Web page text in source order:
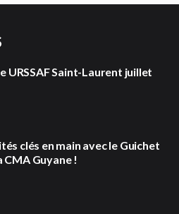
URSSAF Saint-Laurent juillet
clés en main avec le Guichet
CMA Guyane !